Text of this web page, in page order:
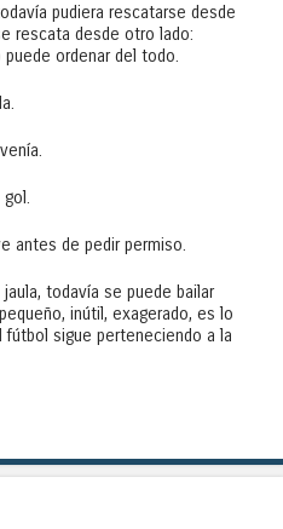
pudiera rescatarse desde
rescata desde otro lado:
ordenar del todo.
antes de pedir permiso.
todavía se puede bailar
inútil, exagerado, es lo
sigue perteneciendo a la